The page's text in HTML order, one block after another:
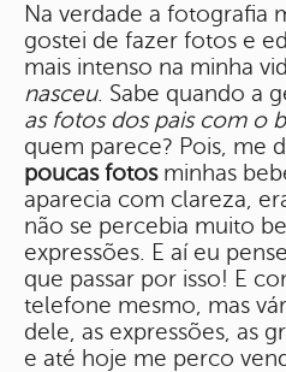
Na verdade a fotografia
gostei de fazer fotos e
mais intenso na minha
nasceu. Sabe quando a
as fotos dos pais com o
quem parece? Pois, me
poucas fotosminhas
aparecia com clareza,
não se percebia muito
expressões. E aí eu
que passar por isso! E
telefone mesmo, mas
dele, as expressões, as
e até hoje me perco